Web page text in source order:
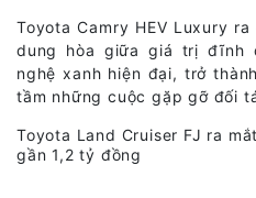
Toyota Camry HEV Luxury
dung hòa giữa giá trị đĩnh
nghệ xanh hiện đại, trở
tầm những cuộc gặp gỡ đối
Toyota Land Cruiser FJ ra
gần 1,2 tỷ đồng